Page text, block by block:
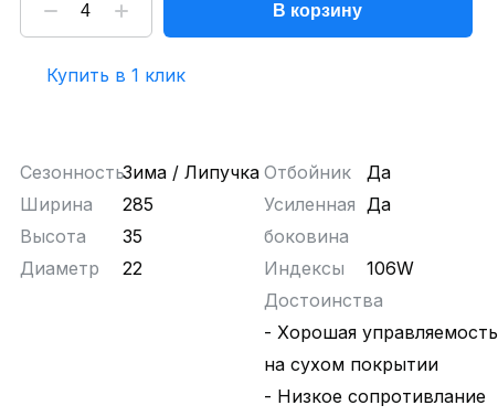
В корзину
Купить в 1 клик
СезонностьЗима / Липучка
Ширина
285
Высота
35
Диаметр
22
Отбойник
Да
Усиленная
боковина
Да
Индексы
106W
Достоинства
- Хорошая управляемость
на сухом покрытии
- Низкое сопротивлание